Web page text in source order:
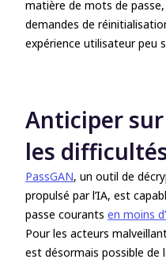
matière de mots de
demandes de
expérience utilisateur peu
Anticiper
les
PassGAN, un outil de
propulsé par l’IA, est
passe courants en moins
Pour les acteurs
est désormais possible de